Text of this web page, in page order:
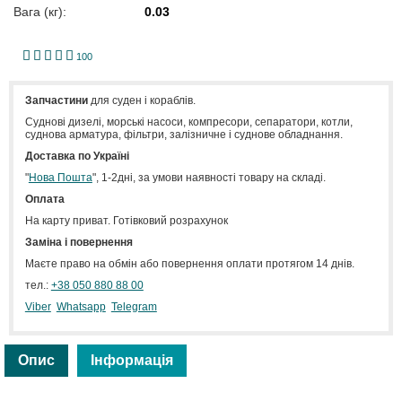
Вага (кг):
0.03
100
Запчастинидля суден і кораблів.
Cуднові дизелі, морські насоси, компресори, сепаратори, котли,
суднова арматура, фільтри, залізничне і суднове обладнання.
Доставка по Україні
"Нова Пошта", 1-2дні, за умови наявності товару на складі.
Оплата
На карту приват. Готівковий розрахунок
Заміна і повернення
Маєте право на обмін або повернення оплати протягом 14 днів.
тел.: +38 050 880 88 00
Viber Whatsapp Telegram
Опис Інформація